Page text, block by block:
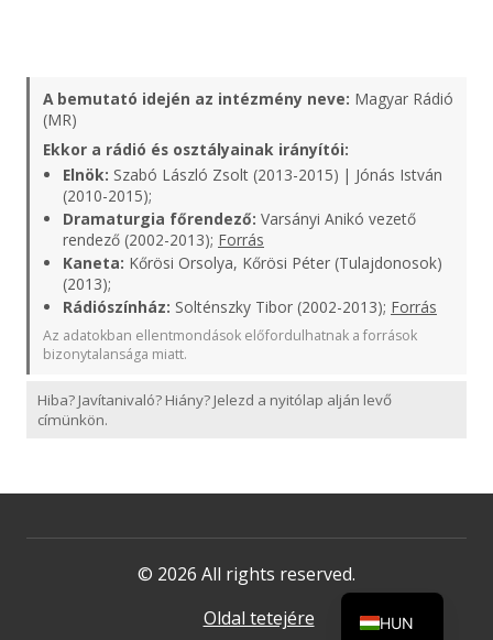
A bemutató idején az intézmény neve: Magyar Rádió
(MR)
Ekkor a rádió és osztályainak irányítói:
Elnök: Szabó László Zsolt (2013-2015) | Jónás István
(2010-2015);
Dramaturgia főrendező: Varsányi Anikó vezető
rendező (2002-2013); Forrás
Kaneta: Kőrösi Orsolya, Kőrösi Péter (Tulajdonosok)
(2013);
Rádiószínház: Solténszky Tibor (2002-2013); Forrás
Az adatokban ellentmondások előfordulhatnak a források
bizonytalansága miatt.
Hiba? Javítanivaló? Hiány? Jelezd a nyitólap alján levő
címünkön.
© 2026 All rights reserved.
Oldal tetejére
HUN